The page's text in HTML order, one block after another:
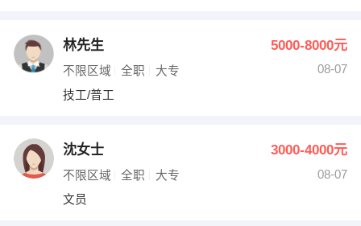
林先生 5000-8000元
不限区域 全职 大专
08-07
技工/普工
沈女士 3000-4000元
不限区域 全职 大专
08-07
文员